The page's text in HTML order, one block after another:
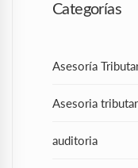
Categorías
Asesoría
Asesoria
auditoria